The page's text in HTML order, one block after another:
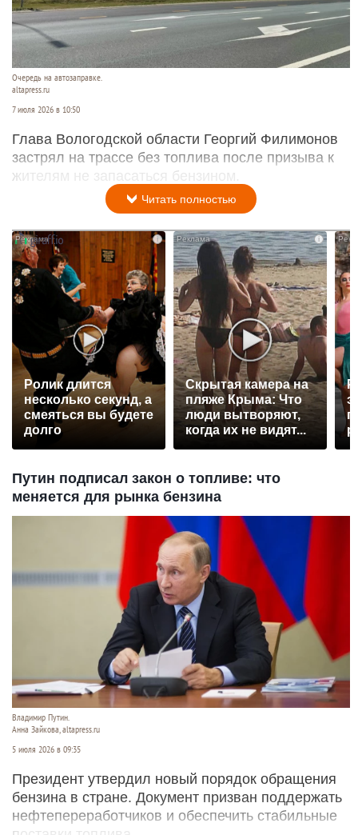
Очередь на автозаправке.
altapress.ru
7 июля 2026 в 10:50
Глава Вологодской области Георгий Филимонов
застрял на трассе без топлива после призыва к
жителям не запасаться бензином.
Читать полностью
Ролик длится
несколько секунд, а
смеяться вы будете
долго
i
Скрытая камера на
пляже Крыма: Что
люди вытворяют,
когда их не видят...
Путин подписал закон о топливе: что
меняется для рынка бензина
Владимир Путин.
Анна Зайкова, altapress.ru
5 июля 2026 в 09:35
Президент утвердил новый порядок обращения
бензина в стране. Документ призван поддержать
нефтепереработчиков и обеспечить стабильные